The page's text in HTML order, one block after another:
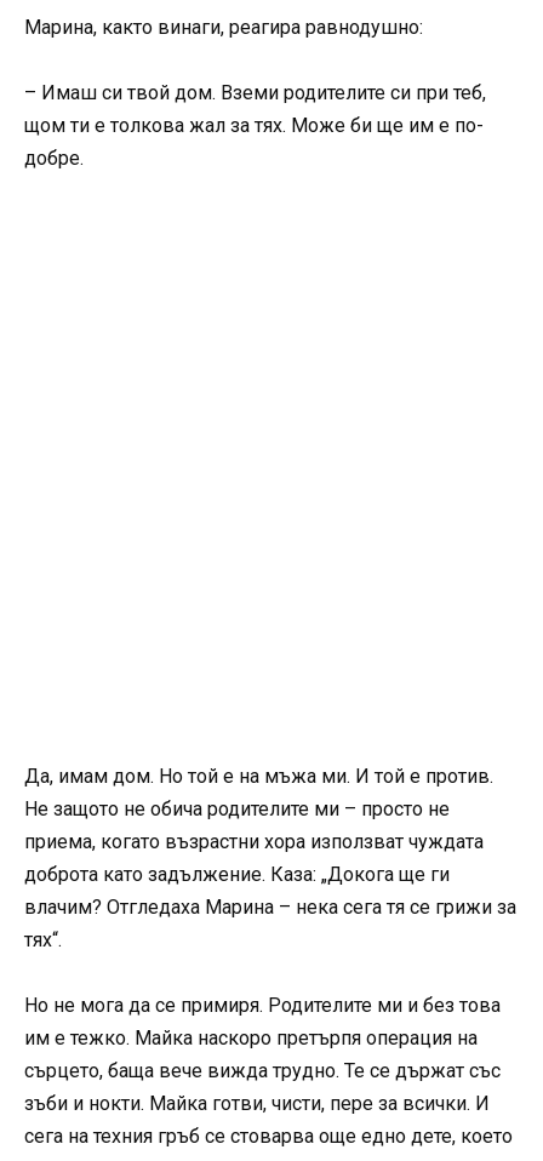
Марина, както винаги, реагира равнодушно:
– Имаш си твой дом. Вземи родителите си при теб,
щом ти е толкова жал за тях. Може би ще им е по-
добре.
Да, имам дом. Но той е на мъжа ми. И той е против.
Не защото не обича родителите ми – просто не
приема, когато възрастни хора използват чуждата
доброта като задължение. Каза: „Докога ще ги
влачим? Отгледаха Марина – нека сега тя се грижи за
тях“.
Но не мога да се примиря. Родителите ми и без това
им е тежко. Майка наскоро претърпя операция на
сърцето, баща вече вижда трудно. Те се държат със
зъби и нокти. Майка готви, чисти, пере за всички. И
сега на техния гръб се стоварва още едно дете, което